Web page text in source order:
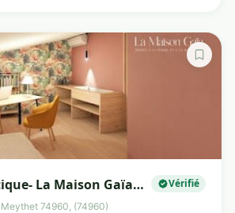
La Maison Gaïa
Vérifié
74960, (74960)